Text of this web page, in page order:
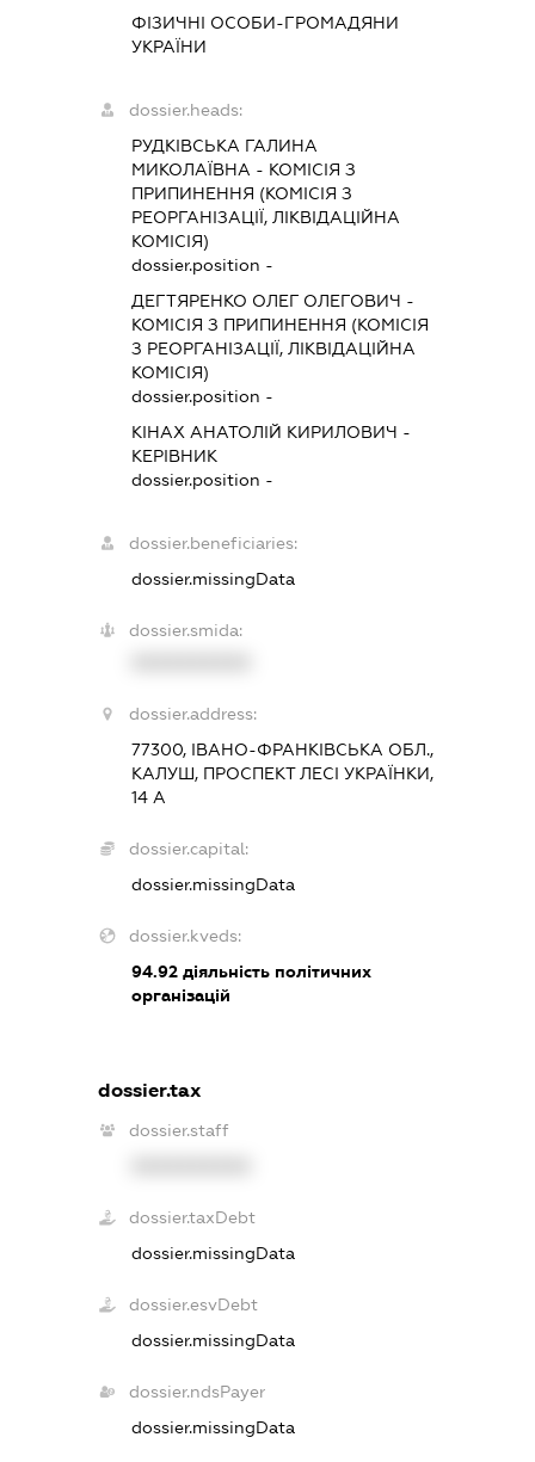
ФІЗИЧНІ ОСОБИ-ГРОМАДЯНИ
УКРАЇНИ
dossier.heads:
РУДКІВСЬКА ГАЛИНА
МИКОЛАЇВНА - КОМІСІЯ З
ПРИПИНЕННЯ (КОМІСІЯ З
РЕОРГАНІЗАЦІЇ, ЛІКВІДАЦІЙНА
КОМІСІЯ)
dossier.position -
ДЕГТЯРЕНКО ОЛЕГ ОЛЕГОВИЧ -
КОМІСІЯ З ПРИПИНЕННЯ (КОМІСІЯ
З РЕОРГАНІЗАЦІЇ, ЛІКВІДАЦІЙНА
КОМІСІЯ)
dossier.position -
КІНАХ АНАТОЛІЙ КИРИЛОВИЧ -
КЕРІВНИК
dossier.position -
dossier.beneficiaries:
dossier.missingData
dossier.smida:
dossier.address:
77300, ІВАНО-ФРАНКІВСЬКА ОБЛ.,
КАЛУШ, ПРОСПЕКТ ЛЕСІ УКРАЇНКИ,
14 А
dossier.capital:
dossier.missingData
dossier.kveds:
94.92 діяльність політичних
організацій
dossier.tax
dossier.staff
dossier.taxDebt
dossier.missingData
dossier.esvDebt
dossier.missingData
dossier.ndsPayer
dossier.missingData